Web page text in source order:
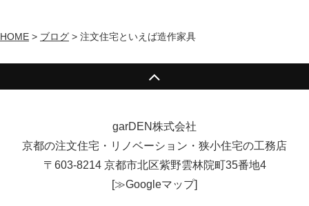
HOME > ブログ > 注文住宅といえば造作家具
garDEN株式会社
京都の注文住宅・リノベーション・狭小住宅の工務店
〒603-8214 京都市北区紫野雲林院町35番地4
[≫Googleマップ]